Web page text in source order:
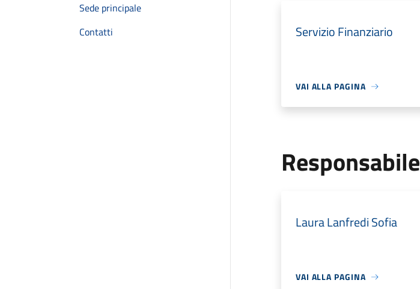
Sede principale
Contatti
Servizio Finanziario
VAI ALLA PAGINA
Responsabile
Laura Lanfredi Sofia
VAI ALLA PAGINA